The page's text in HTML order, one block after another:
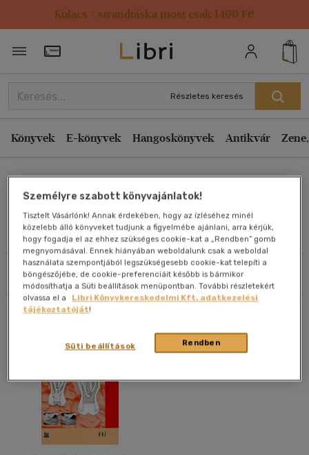
Kulacs / strandtáska most csak 1499 Ft!
Törzsvásárlói Kártya adatai
Részletes keresés
Könyvek E-könyvek Hangoskönyvek Antikvár
Művei
Szűrés Rendezés
Rendezés
Kiadás éve szerint csökkenő
Ár szerint csökkenő
Eladott darabszám szerint csökkenő
Eladott darabszám szerint növekvő
Cím szerint A-Z
Szerző szerint A-Z
Megjelenítés
20 db / oldal
Alkalmaz
Személyre szabott könyvajánlatok!
Tisztelt Vásárlónk! Annak érdekében, hogy az ízléséhez minél
közelebb álló könyveket tudjunk a figyelmébe ajánlani, arra kérjük,
hogy fogadja el az ehhez szükséges cookie-kat a „Rendben” gomb
megnyomásával. Ennek hiányában weboldalunk csak a weboldal
használata szempontjából legszükségesebb cookie-kat telepíti a
böngészőjébe, de cookie-preferenciáit később is bármikor
módosíthatja a Süti beállítások menüpontban. További részletekért
olvassa el a
Libri Könyvkereskedelmi Kft. adatkezelési
tájékoztatóját!
Rendben
Süti beállítások